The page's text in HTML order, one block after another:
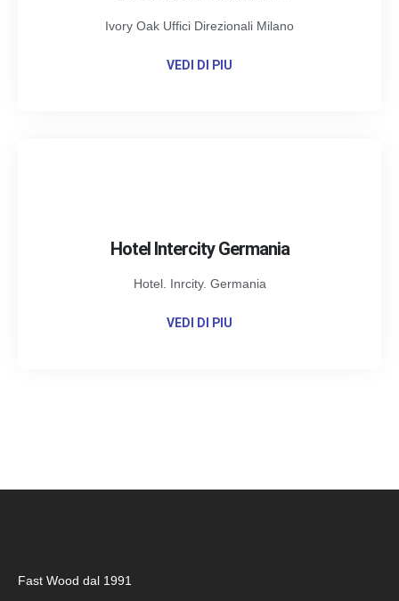
VEDI DI PIU
Ivory Oak Uffici Direzionali Milano
VEDI DI PIU
Hotel Intercity Germania
Hotel. Inrcity. Germania
Fast Wood dal 1991